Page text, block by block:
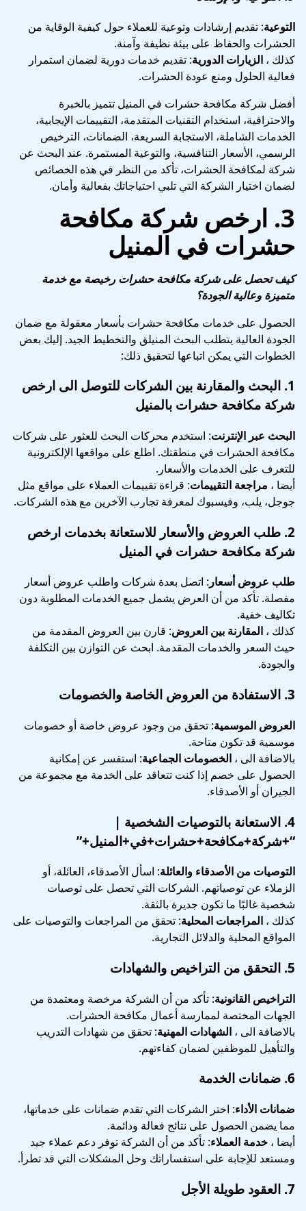
التوعية: تقديم إرشادات وتوعية للعملاء حول كيفية الوقاية من
الحشرات والحفاظ على بيئة نظيفة وآمنة.
كذلك ، الزيارات الدورية: تقديم خدمات دورية لضمان استمرار
فعالية الحلول ومنع عودة الحشرات.
أفضل شركة مكافحة حشرات في المنيل تتميز بالخبرة
والاحترافية، استخدام التقنيات المتقدمة، التقييمات الإيجابية،
الخدمات الشاملة، الاستجابة السريعة، الضمانات، الترخيص
الرسمي، الأسعار التنافسية، والتوعية المستمرة. عند البحث عن
شركة لمكافحة الحشرات، تأكد من النظر في هذه الخصائص
لضمان اختيار الشركة التي تلبي احتياجاتك بفعالية وأمان.
3. ارخص شركة مكافحة
حشرات في المنيل
كيف تحصل على شركة مكافحة حشرات رخيصة مع خدمة
متميزة وعالية الجودة؟
الحصول على خدمات مكافحة حشرات بأسعار معقولة مع ضمان
الجودة العالية يتطلب البحث المنيلق والتخطيط الجيد. إليك بعض
الخطوات التي يمكن اتباعها لتحقيق ذلك:
1. البحث والمقارنة بين الشركات للتوصل الى ارخص
شركة مكافحة حشرات بالمنيل
البحث عبر الإنترنت: استخدم محركات البحث للعثور على شركات
مكافحة الحشرات في منطقتك. اطلع على مواقعها الإلكترونية
للتعرف على الخدمات والأسعار.
أيضا ، مراجعة التقييمات: قراءة تقييمات العملاء على مواقع مثل
جوجل، يلب، وفيسبوك لمعرفة تجارب الآخرين مع هذه الشركات.
2. طلب العروض والأسعار للاستعانة بخدمات ارخص
شركة مكافحة حشرات في المنيل
طلب عروض أسعار: اتصل بعدة شركات واطلب عروض أسعار
مفصلة. تأكد من أن العرض يشمل جميع الخدمات المطلوبة دون
تكاليف خفية.
كذلك ، المقارنة بين العروض: قارن بين العروض المقدمة من
حيث السعر والخدمات المقدمة. ابحث عن التوازن بين التكلفة
والجودة.
3. الاستفادة من العروض الخاصة والخصومات
العروض الموسمية: تحقق من وجود عروض خاصة أو خصومات
موسمية قد تكون متاحة.
بالاضافة الى ، الخصومات الجماعية: استفسر عن إمكانية
الحصول على خصم إذا كنت تتعاقد على الخدمة مع مجموعة من
الجيران أو الأصدقاء.
4. الاستعانة بالتوصيات الشخصية |
“+شركة+مكافحة+حشرات+في+المنيل+”
التوصيات من الأصدقاء والعائلة: اسأل الأصدقاء، العائلة، أو
الزملاء عن توصياتهم. الشركات التي تحصل على توصيات
شخصية غالبًا ما تكون جديرة بالثقة.
كذلك ، المراجعات المحلية: تحقق من المراجعات والتوصيات على
المواقع المحلية والدلائل التجارية.
5. التحقق من التراخيص والشهادات
التراخيص القانونية: تأكد من أن الشركة مرخصة ومعتمدة من
الجهات المختصة لممارسة أعمال مكافحة الحشرات.
بالاضافة الى ، الشهادات المهنية: تحقق من شهادات التدريب
والتأهيل للموظفين لضمان كفاءتهم.
6. ضمانات الخدمة
ضمانات الأداء: اختر الشركات التي تقدم ضمانات على خدماتها،
مما يضمن الحصول على نتائج فعالة ودائمة.
أيضا ، خدمة العملاء: تأكد من أن الشركة توفر دعم عملاء جيد
ومستعد للإجابة على استفساراتك وحل المشكلات التي قد تطرأ.
7. العقود طويلة الأجل